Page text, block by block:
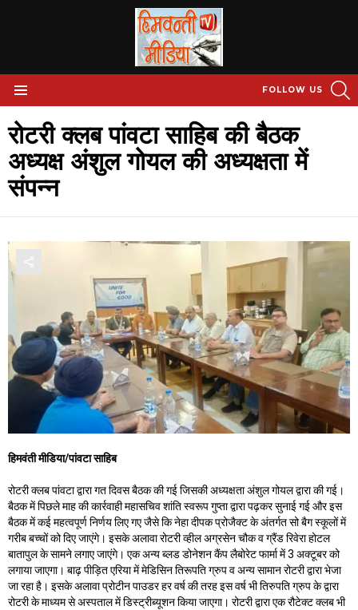
FOLLOW US
रोटरी क्लब पांवटा साहिब की बैठक
अध्यक्ष अंशुल गोयल की अध्यक्षता में
संपन्न
हिमवंती मीडिया/पांवटा साहिब
रोटरी क्लब पांवटा द्वारा गत दिवस बैठक की गई जिसकी अध्यक्षता अंशुल गोयल द्वारा की गई।
बैठक में पिछले माह की कार्रवाही महासचिव शांति स्वरूप गुप्ता द्वारा पढ़कर सुनाई गई और इस
बैठक में कई महत्वपूर्ण निर्णय लिए गए जैसे कि नेहा दीपक प्रोजैक्ट के अंतर्गत सो बैग स्कूलों में
गरीब बच्चों को दिए जाएंगे। इसके अलावा रोटरी व्हील अग्रसेन चौक व ग्रैंड रिवेरा होटल
बातापुल के सामने लगाए जाएंगे। एक अन्य ब्लड डोनेशन कैंप लैबोरेट फार्मा में 3 अक्टूबर को
लगाया जाएगा। बाढ़ पीड़ित एरिया में मेडिसिन तिरूपति ग्रुप व अन्य सामान रोटरी द्वारा भेजा
जा रहा है। इसके अलावा प्रोटीन पाउडर हर वर्ष की तरह इस वर्ष भी तिरुपति ग्रुप के द्वारा
रोटरी के माध्यम से अस्पताल में डिस्ट्रीब्यूशन किया जाएगा। रोटरी द्वारा एक रौटेक्ट क्लब भी